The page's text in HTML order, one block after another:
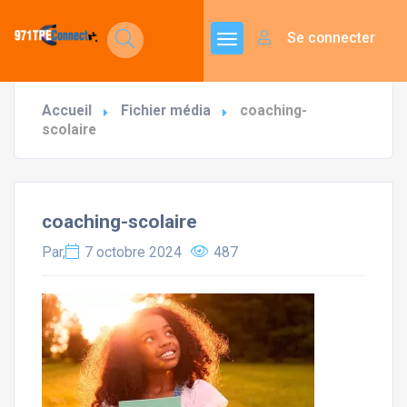
Se connecter
Accueil Fichier média
coaching-
scolaire
coaching-scolaire
Par, 7 octobre 2024 487